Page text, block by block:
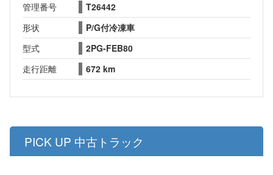
管理番号
T26442
形状
P/G付冷凍車
型式
2PG-FEB80
走行距離
672 km
PICK UP 中古トラック